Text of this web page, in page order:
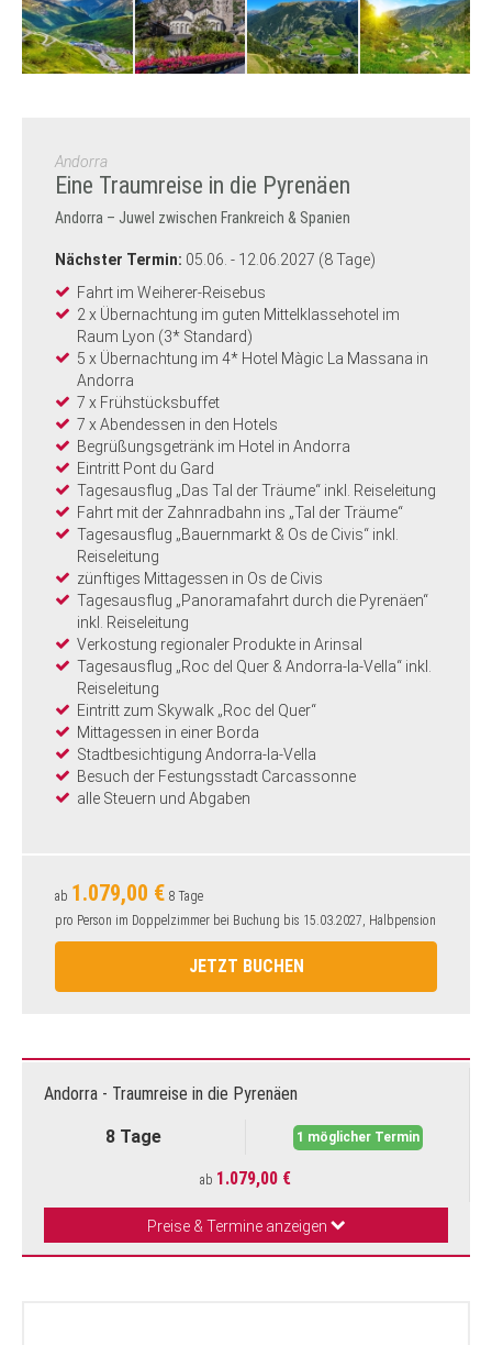
Andorra
Eine Traumreise in die Pyrenäen
Andorra – Juwel zwischen Frankreich & Spanien
Nächster Termin: 05.06. - 12.06.2027 (8 Tage)
Fahrt im Weiherer-Reisebus
2 x Übernachtung im guten Mittelklassehotel im
Raum Lyon (3* Standard)
5 x Übernachtung im 4* Hotel Màgic La Massana in
Andorra
7 x Frühstücksbuffet
7 x Abendessen in den Hotels
Begrüßungsgetränk im Hotel in Andorra
Eintritt Pont du Gard
Tagesausflug „Das Tal der Träume“ inkl. Reiseleitung
Fahrt mit der Zahnradbahn ins „Tal der Träume“
Tagesausflug „Bauernmarkt & Os de Civis“ inkl.
Reiseleitung
zünftiges Mittagessen in Os de Civis
Tagesausflug „Panoramafahrt durch die Pyrenäen“
inkl. Reiseleitung
Verkostung regionaler Produkte in Arinsal
Tagesausflug „Roc del Quer & Andorra-la-Vella“ inkl.
Reiseleitung
Eintritt zum Skywalk „Roc del Quer“
Mittagessen in einer Borda
Stadtbesichtigung Andorra-la-Vella
Besuch der Festungsstadt Carcassonne
alle Steuern und Abgaben
ab 1.079,00 € 8 Tage
pro Person im Doppelzimmer bei Buchung bis 15.03.2027, Halbpension
JETZT BUCHEN
Andorra - Traumreise in die Pyrenäen
8 Tage 1 möglicher Termin
ab 1.079,00 €
Preise & Termine anzeigen